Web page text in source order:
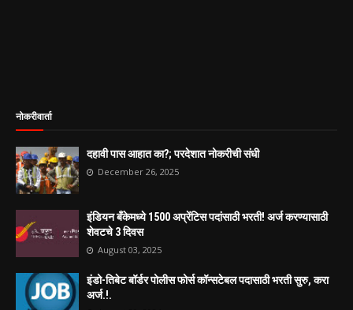
नोकरीवार्ता
दहावी पास आहात का?; परदेशात नोकरीची संधी
December 26, 2025
इंडियन बँकेमध्ये 1500 अप्रेंटिस पदांसाठी भरती! अर्ज करण्यासाठी
शेवटचे 3 दिवस
August 03, 2025
इंडो-तिबेट बॉर्डर पोलीस फोर्स कॉन्सटेबल पदासाठी भरती सुरु, करा
अर्ज.!.